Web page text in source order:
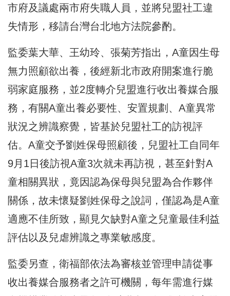
市府及議處兩市府失職人員，並將兒盟社工違
失情形，移請台灣台北地方法院參酌。
監委葉大華、王幼玲、張菊芳指出，A童因生母
無力照顧欲出養，後經新北市政府開案進行脆
弱家庭服務，並2度轉介兒盟進行收出養媒合服
務，有關A童出養必要性、安置規劃、A童異常
狀況之辨識察覺，皆基於兒盟社工的訪視評
估。A童交予劉姓保母照顧後，兒盟社工自同年
9月1日後訪視A童3次就未再訪視，甚至針對A
童相關異狀，竟因認為保母與兒盟為合作夥伴
關係，故未懷疑劉姓保母之說詞，僅認為是A童
適應不佳所致，顯見欠缺對A童之兒童最佳利益
評估以及兒虐辨識之專業敏感度。
監委另查，衛福部依法為審核並管理申請從事
收出養媒合服務者之許可機關，每年需進行媒